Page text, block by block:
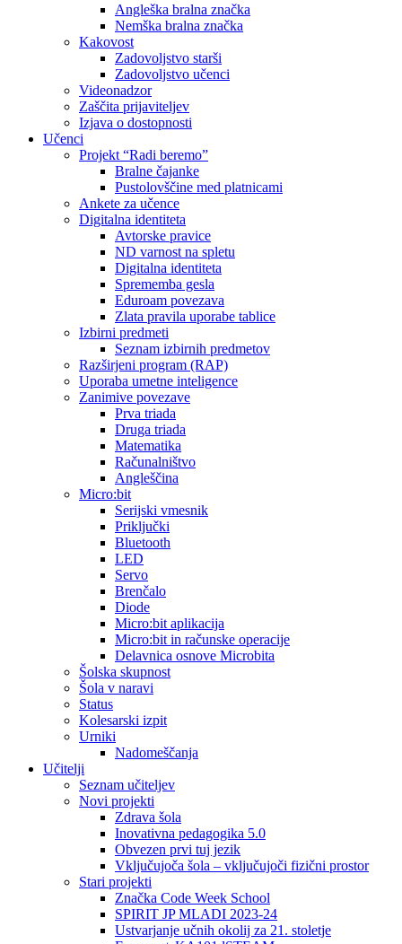
Angleška bralna značka
Nemška bralna značka
Kakovost
Zadovoljstvo starši
Zadovoljstvo učenci
Videonadzor
Zaščita prijaviteljev
Izjava o dostopnosti
Učenci
Projekt “Radi beremo”
Bralne čajanke
Pustolovščine med platnicami
Ankete za učence
Digitalna identiteta
Avtorske pravice
ND varnost na spletu
Digitalna identiteta
Sprememba gesla
Eduroam povezava
Zlata pravila uporabe tablice
Izbirni predmeti
Seznam izbirnih predmetov
Razširjeni program (RAP)
Uporaba umetne inteligence
Zanimive povezave
Prva triada
Druga triada
Matematika
Računalništvo
Angleščina
Micro:bit
Serijski vmesnik
Priključki
Bluetooth
LED
Servo
Brenčalo
Diode
Micro:bit aplikacija
Micro:bit in računske operacije
Delavnica osnove Microbita
Šolska skupnost
Šola v naravi
Status
Kolesarski izpit
Urniki
Nadomeščanja
Učitelji
Seznam učiteljev
Novi projekti
Zdrava šola
Inovativna pedagogika 5.0
Obvezen prvi tuj jezik
Vključujoča šola – vključujoči fizični prostor
Stari projekti
Značka Code Week School
SPIRIT JP MLADI 2023-24
Ustvarjanje učnih okolij za 21. stoletje